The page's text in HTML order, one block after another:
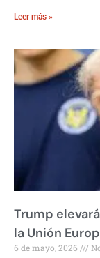
Leer más »
Trump
la Unión
6 de mayo, 2026